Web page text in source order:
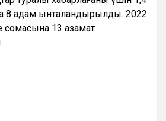
8 адам ынталандырылды. 2022
сомасына 13 азамат
.